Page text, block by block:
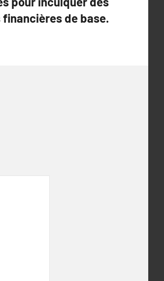
de base.